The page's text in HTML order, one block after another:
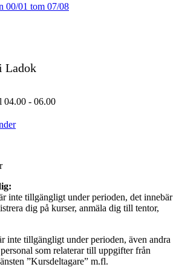
00/01 tom 07/08
Ladok
04.00 - 06.00
inte tillgängligt under perioden, det innebär
dig på kurser, anmäla dig till tentor,
inte tillgängligt under perioden, även andra
som relaterar till uppgifter från
”Kursdeltagare” m.fl.